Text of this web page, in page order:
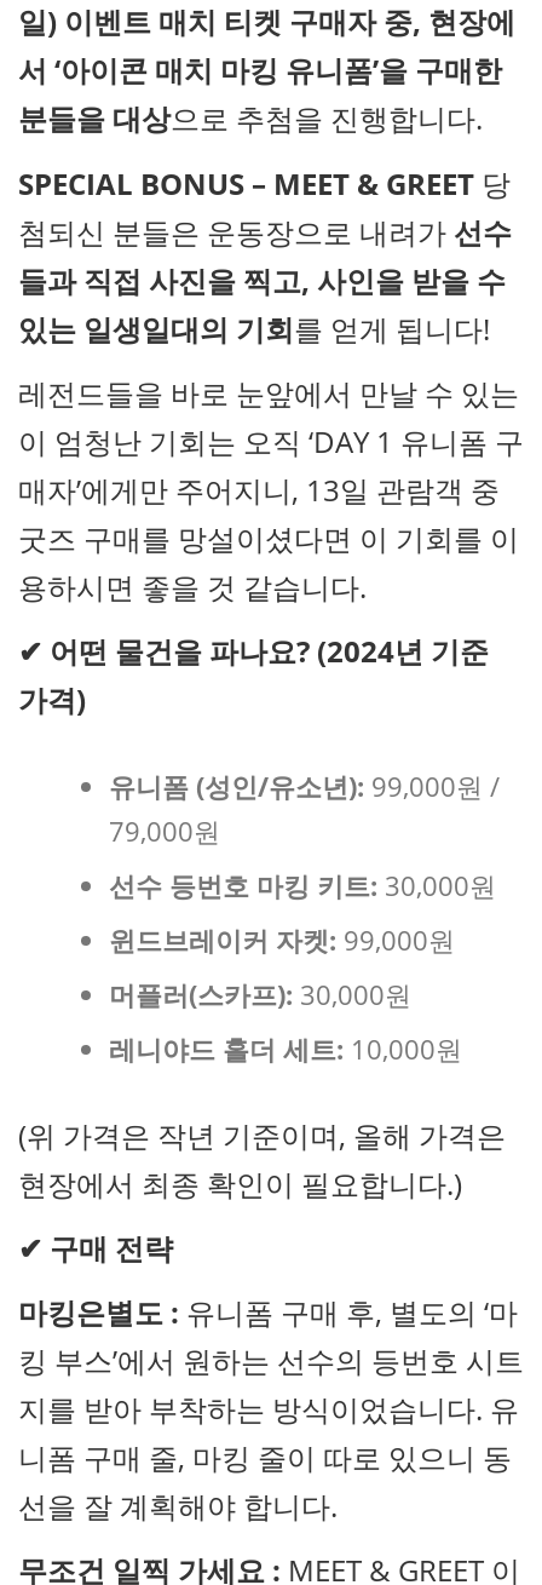
일) 이벤트 매치 티켓 구매자 중, 현장에
서 ‘아이콘 매치 마킹 유니폼’을 구매한
분들을 대상으로 추첨을 진행합니다.
SPECIAL BONUS – MEET & GREET 당
첨되신 분들은 운동장으로 내려가 선수
들과 직접 사진을 찍고, 사인을 받을 수
있는 일생일대의 기회를 얻게 됩니다!
레전드들을 바로 눈앞에서 만날 수 있는
이 엄청난 기회는 오직 ‘DAY 1 유니폼 구
매자’에게만 주어지니, 13일 관람객 중
굿즈 구매를 망설이셨다면 이 기회를 이
용하시면 좋을 것 같습니다.
✔ 어떤 물건을 파나요? (2024년 기준
가격)
유니폼 (성인/유소년): 99,000원 /
79,000원
선수 등번호 마킹 키트: 30,000원
윈드브레이커 자켓: 99,000원
머플러(스카프): 30,000원
레니야드 홀더 세트: 10,000원
(위 가격은 작년 기준이며, 올해 가격은
현장에서 최종 확인이 필요합니다.)
✔ 구매 전략
마킹은별도 : 유니폼 구매 후, 별도의 ‘마
킹 부스’에서 원하는 선수의 등번호 시트
지를 받아 부착하는 방식이었습니다. 유
니폼 구매 줄, 마킹 줄이 따로 있으니 동
선을 잘 계획해야 합니다.
무조건 일찍 가세요 : MEET & GREET 이